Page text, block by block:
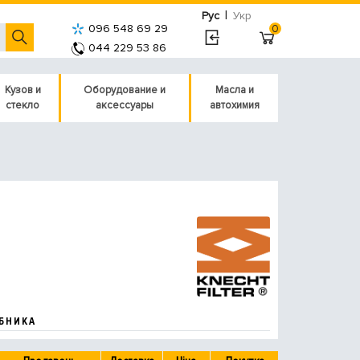
Рус | Укр
096 548 69 29
044 229 53 86
0
Кузов и
стекло
Оборудование и
аксессуары
Масла и
автохимия